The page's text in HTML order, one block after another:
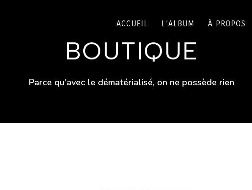
ACCUEIL L’ALBUM À PROPOS
BOUTIQUE
Parce qu'avec le dématérialisé, on ne possède rien